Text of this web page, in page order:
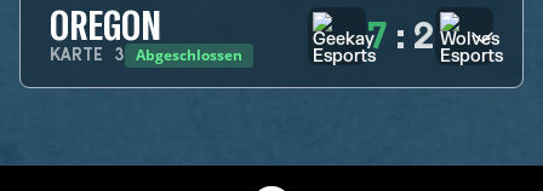
OREGON
KARTE 3 Abgeschlossen 7 : 2